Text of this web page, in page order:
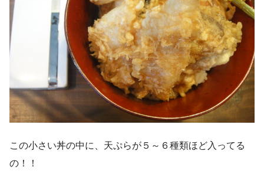
この小さい丼の中に、天ぷらが５～６種類ほど入ってる
の！！